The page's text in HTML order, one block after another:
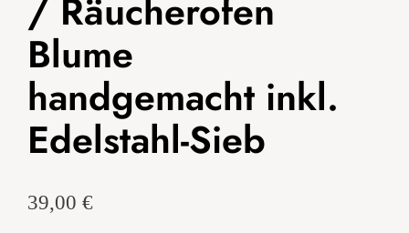
/ Räucherofen
Blume
handgemacht inkl.
Edelstahl-Sieb
39,00€